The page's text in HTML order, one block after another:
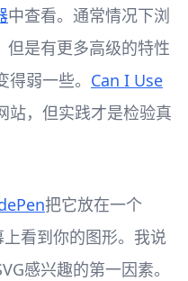
中查看。通常情况下浏
但是有更多高级的特性
得弱一些。 Can I Use
站，但实践才是检验真
把它放在一个
看到你的图形。我说
感兴趣的第一因素。